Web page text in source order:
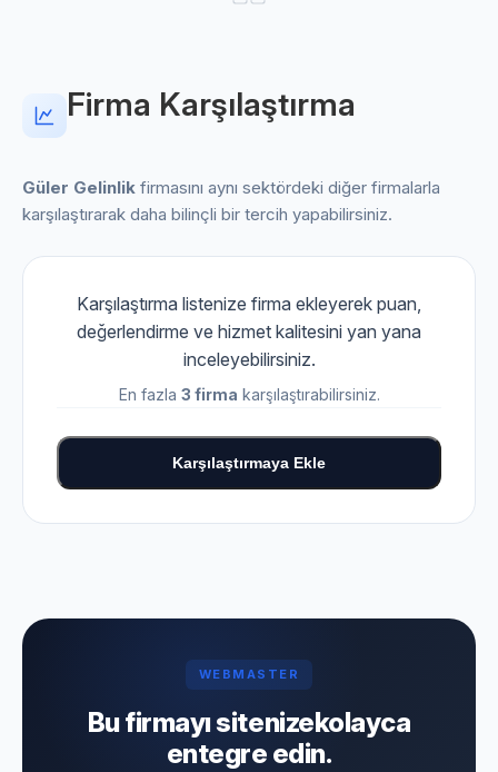
Firma Karşılaştırma
Güler Gelinlik firmasını aynı sektördeki diğer firmalarla
karşılaştırarak daha bilinçli bir tercih yapabilirsiniz.
Karşılaştırma listenize firma ekleyerek puan,
değerlendirme ve hizmet kalitesini yan yana
inceleyebilirsiniz.
En fazla 3 firma karşılaştırabilirsiniz.
Karşılaştırmaya Ekle
WEBMASTER
Bu firmayı sitenizekolayca
entegre edin.